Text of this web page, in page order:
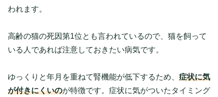
われます。
高齢の猫の死因第1位とも言われているので、猫を飼って
いる人であれば注意しておきたい病気です。
ゆっくりと年月を重ねて腎機能が低下するため、 症状に気
が付きにくいのが特徴です。症状に気がついたタイミング